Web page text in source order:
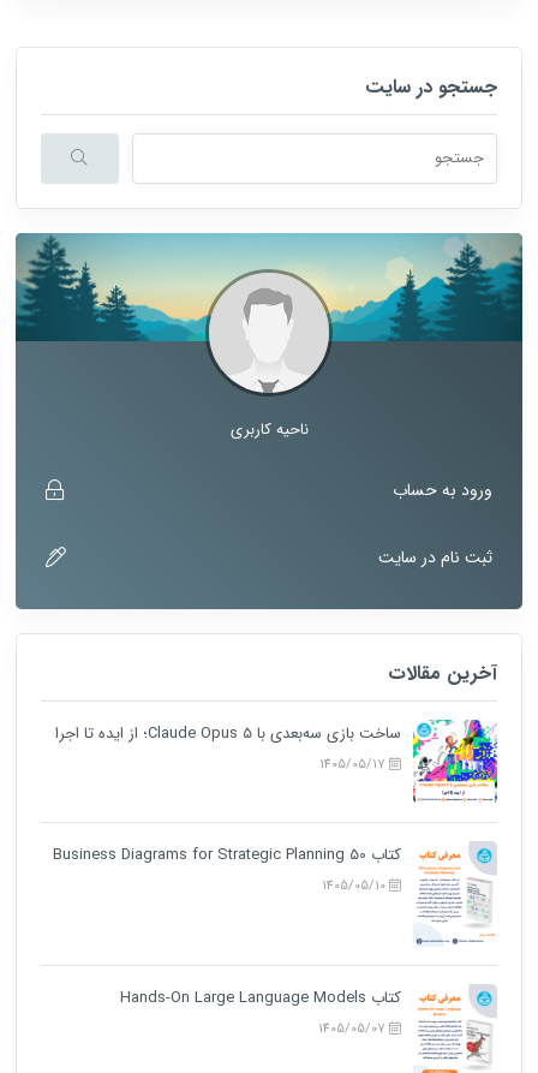
جستجو در سایت
هنگامی که نتایج نمایش داده می شوند با استفاده از فلش های بالا و
ناحیه کاربری
ورود به حساب
ثبت نام در سایت
آخرین مقالات
ساخت بازی سه‌بعدی با Claude Opus 5؛ از ایده تا اجرا
کتاب 50 Business Diagrams for Strategic Planning
کتاب Hands-On Large Language Models